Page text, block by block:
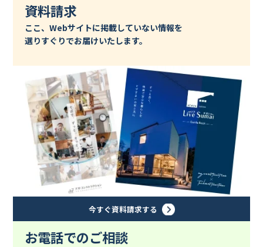
資料請求
ここ、Webサイトに掲載していない情報を
選りすぐりでお届けいたします。
今すぐ資料請求する
お電話でのご相談